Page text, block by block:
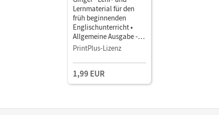
Lernmaterial für den
früh beginnenden
Englischunterricht •
Allgemeine Ausgabe -
Neubearbeitung · 3.
als E-Book
PrintPlus-Lizenz
1,99 EUR